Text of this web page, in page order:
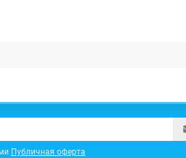
Публичная оферта